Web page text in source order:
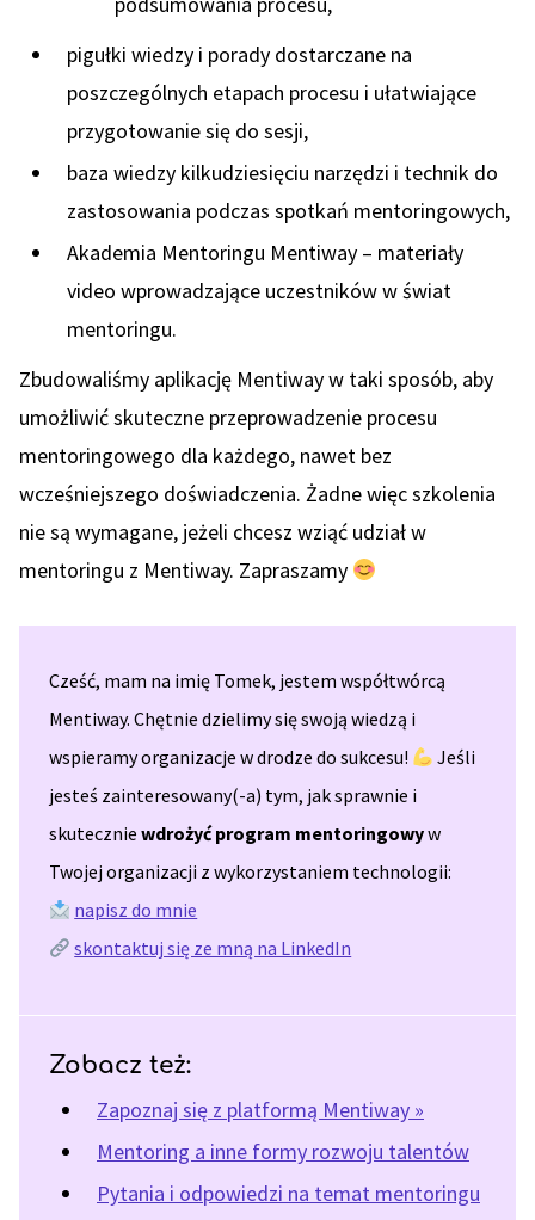
pigułki wiedzy i porady dostarczane na
poszczególnych etapach procesu i ułatwiające
przygotowanie się do sesji,
baza wiedzy kilkudziesięciu narzędzi i technik do
zastosowania podczas spotkań mentoringowych,
Akademia Mentoringu Mentiway – materiały
video wprowadzające uczestników w świat
mentoringu.
Zbudowaliśmy aplikację Mentiway w taki sposób, aby
umożliwić skuteczne przeprowadzenie procesu
mentoringowego dla każdego, nawet bez
wcześniejszego doświadczenia. Żadne więc szkolenia
nie są wymagane, jeżeli chcesz wziąć udział w
mentoringu z Mentiway. Zapraszamy
Cześć, mam na imię Tomek, jestem współtwórcą
Mentiway. Chętnie dzielimy się swoją wiedzą i
wspieramy organizacje w drodze do sukcesu!
Jeśli
jesteś zainteresowany(-a) tym, jak sprawnie i
skutecznie wdrożyć program mentoringowyw
Twojej organizacji z wykorzystaniem technologii:
napisz do mnie
skontaktuj się ze mną na LinkedIn
Zobacz też:
Zapoznaj się z platformą Mentiway »
Mentoring a inne formy rozwoju talentów
Pytania i odpowiedzi na temat mentoringu